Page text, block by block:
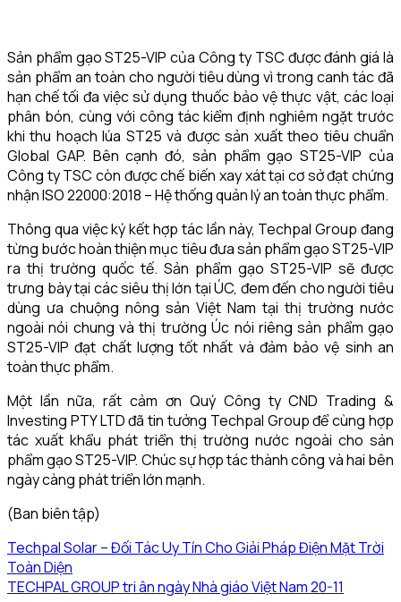
Sản phẩm gạo ST25-VIP của Công ty TSC được đánh giá là
sản phẩm an toàn cho người tiêu dùng vì trong canh tác đã
hạn chế tối đa việc sử dụng thuốc bảo vệ thực vật, các loại
phân bón, cùng với công tác kiểm định nghiêm ngặt trước
khi thu hoạch lúa ST25 và được sản xuất theo tiêu chuẩn
Global GAP. Bên cạnh đó, sản phẩm gạo ST25-VIP của
Công ty TSC còn được chế biến xay xát tại cơ sở đạt chứng
nhận ISO 22000:2018 – Hệ thống quản lý an toàn thực phẩm.
Thông qua việc ký kết hợp tác lần này, Techpal Group đang
từng bước hoàn thiện mục tiêu đưa sản phẩm gạo ST25-VIP
ra thị trường quốc tế. Sản phẩm gạo ST25-VIP sẽ được
trưng bày tại các siêu thị lớn tại ÚC, đem đến cho người tiêu
dùng ưa chuộng nông sản Việt Nam tại thị trường nước
ngoài nói chung và thị trường Úc nói riêng sản phẩm gạo
ST25-VIP đạt chất lượng tốt nhất và đảm bảo vệ sinh an
toàn thực phẩm.
Một lần nữa, rất cảm ơn Quý Công ty CND Trading &
Investing PTY LTD đã tin tưởng Techpal Group để cùng hợp
tác xuất khẩu phát triển thị trường nước ngoài cho sản
phẩm gạo ST25-VIP. Chúc sự hợp tác thành công và hai bên
ngày càng phát triển lớn mạnh.
(Ban biên tập)
Techpal Solar – Đối Tác Uy Tín Cho Giải Pháp Điện Mặt Trời
Toàn Diện
TECHPAL GROUP tri ân ngày Nhà giáo Việt Nam 20-11